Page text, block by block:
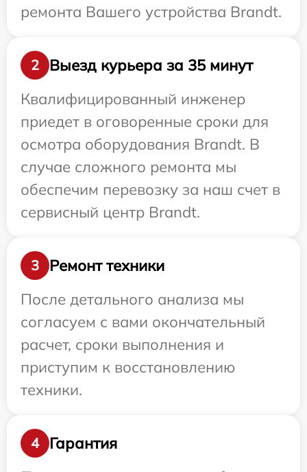
ремонта Вашего устройства Brandt.
2
Выезд курьера за 35 минут
Квалифицированный инженер
приедет в оговоренные сроки для
осмотра оборудования Brandt. В
случае сложного ремонта мы
обеспечим перевозку за наш счет в
сервисный центр Brandt.
3
Ремонт техники
После детального анализа мы
согласуем с вами окончательный
расчет, сроки выполнения и
приступим к восстановлению
техники.
4
Гарантия